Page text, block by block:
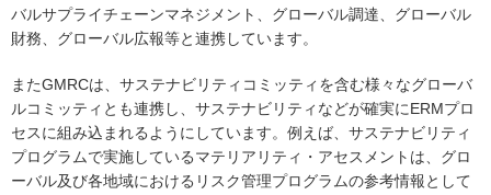
バルサプライチェーンマネジメント、グローバル調達、グローバル
財務、グローバル広報等と連携しています。
またGMRCは、サステナビリティコミッティを含む様々なグローバ
ルコミッティとも連携し、サステナビリティなどが確実にERMプロ
セスに組み込まれるようにしています。例えば、サステナビリティ
プログラムで実施しているマテリアリティ・アセスメントは、グロ
ーバル及び各地域におけるリスク管理プログラムの参考情報として